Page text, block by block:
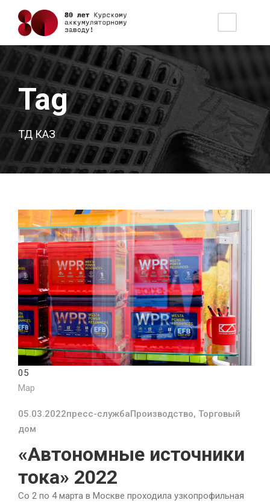
Tag
ТД КАЗ
05
Мар
05.03.2022пресс-службаПроизводство, Торговый
дом
«Автономные источники
тока» 2022
Со 2 по 4 марта в Москве проходила узкопрофильная